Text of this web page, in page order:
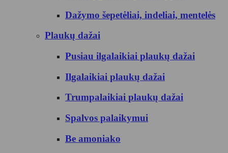
Dažymo šepetėliai, indeliai, mentelės
Plaukų dažai
Pusiau ilgalaikiai plaukų dažai
Ilgalaikiai plaukų dažai
Trumpalaikiai plaukų dažai
Spalvos palaikymui
Be amoniako